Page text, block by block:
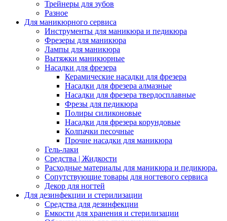
Трейнеры для зубов
Разное
Для маникюрного сервиса
Инструменты для маникюра и педикюра
Фрезеры для маникюра
Лампы для маникюра
Вытяжки маникюрные
Насадки для фрезера
Керамические насадки для фрезера
Насадки для фрезера алмазные
Насадки для фрезера твердосплавные
Фрезы для педикюра
Полиры силиконовые
Насадки для фрезера корундовые
Колпачки песочные
Прочие насадки для маникюра
Гель-лаки
Средства | Жидкости
Расходные материалы для маникюра и педикюра.
Сопутствующие товары для ногтевого сервиса
Декор для ногтей
Для дезинфекции и стерилизации
Средства для дезинфекции
Емкости для хранения и стерилизации